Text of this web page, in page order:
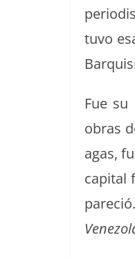
tuvo
Fue
obras
a­gas,
cap­i­tal
pare­ció.